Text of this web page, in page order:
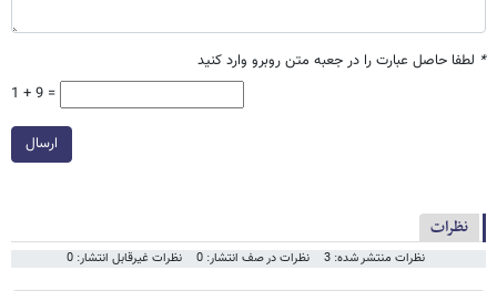
* لطفا حاصل عبارت را در جعبه متن روبرو وارد کنید
1 + 9 =
ارسال
نظرات
نظرات منتشر شده: 3 نظرات در صف انتشار: 0 نظرات غیرقابل انتشار: 0